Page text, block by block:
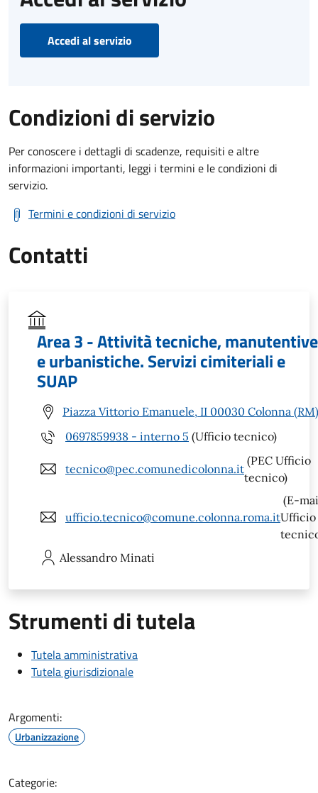
Accedi al servizio
Condizioni di servizio
Per conoscere i dettagli di scadenze, requisiti e altre
informazioni importanti, leggi i termini e le condizioni di
servizio.
Termini e condizioni di servizio
Contatti
Area 3 - Attività tecniche, manutentive
e urbanistiche. Servizi cimiteriali e
SUAP
Piazza Vittorio Emanuele, II 00030 Colonna (RM)
0697859938 - interno 5 (Ufficio tecnico)
tecnico@pec.comunedicolonna.it
(PEC Ufficio
tecnico)
ufficio.tecnico@comune.colonna.roma.it
(E-
Ufficio
Alessandro Minati
Strumenti di tutela
Tutela amministrativa
Tutela giurisdizionale
Argomenti:
Urbanizzazione
Categorie: